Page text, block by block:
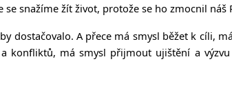
snažíme žít život, protože se ho zmocnil náš
dostačovalo. A přece má smysl běžet k cíli,
konfliktů, má smysl přijmout ujištění a